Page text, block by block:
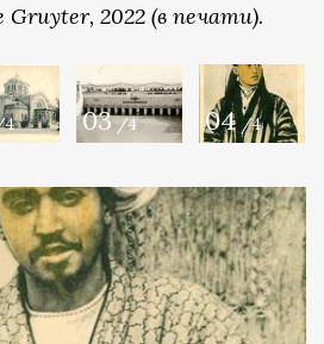
Gruyter, 2022 (в печати).
03 /4 04 /4